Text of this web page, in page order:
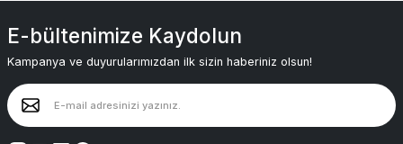
E-bültenimize Kaydolun
Kampanya ve duyurularımızdan ilk sizin haberiniz olsun!